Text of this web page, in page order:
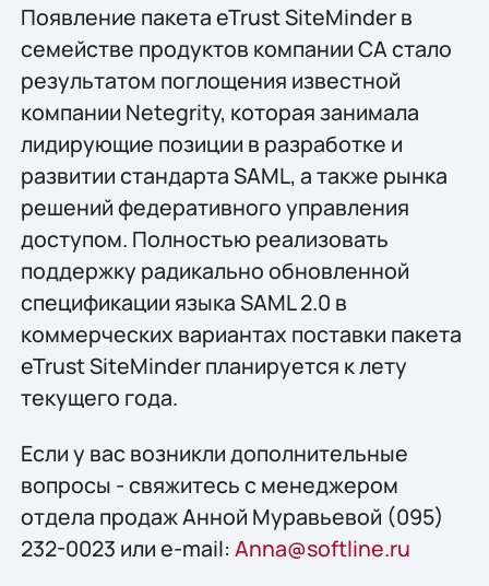
Появление пакета eTrust SiteMinder в
семействе продуктов компании CA стало
результатом поглощения известной
компании Netegrity, которая занимала
лидирующие позиции в разработке и
развитии стандарта SAML, а также рынка
решений федеративного управления
доступом. Полностью реализовать
поддержку радикально обновленной
спецификации языка SAML 2.0 в
коммерческих вариантах поставки пакета
eTrust SiteMinder планируется к лету
текущего года.
Если у вас возникли дополнительные
вопросы - свяжитесь с менеджером
отдела продаж Анной Муравьевой (095)
232-0023 или e-mail: Anna@softline.ru